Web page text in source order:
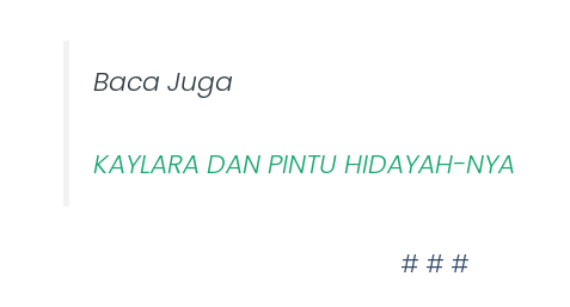
Baca Juga
KAYLARA DAN PINTU HIDAYAH-NYA
# # #